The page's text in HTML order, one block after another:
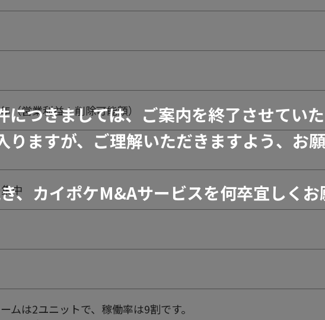
につきましては、ご案内を終了させてい
りますが、ご理解いただきますよう、お
、カイポケM&Aサービスを何卒宜しくお
（営業利益＋削除可能額）
中
ムは2ユニットで、稼働率は9割です。